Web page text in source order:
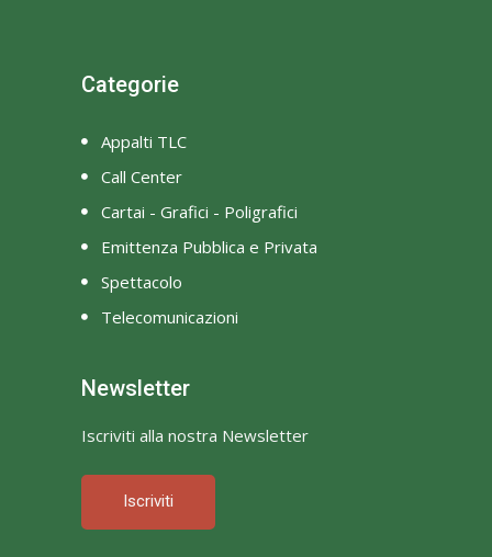
Categorie
Appalti TLC
Call Center
Cartai - Grafici - Poligrafici
Emittenza Pubblica e Privata
Spettacolo
Telecomunicazioni
Newsletter
Iscriviti alla nostra Newsletter
Iscriviti